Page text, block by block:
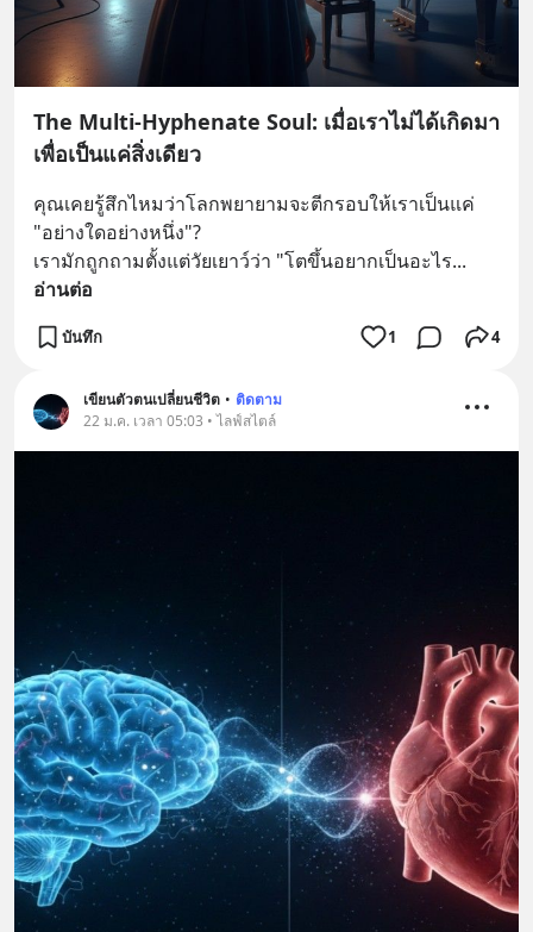
The Multi-Hyphenate Soul: เมื่อเราไม่ได้เกิดมา
เพื่อเป็นแค่สิ่งเดียว
คุณเคยรู้สึกไหมว่าโลกพยายามจะตีกรอบให้เราเป็นแค่
"อย่างใดอย่างหนึ่ง"?
เรามักถูกถามตั้งแต่วัยเยาว์ว่า "โตขึ้นอยากเป็นอะไร
อ่านต่อ
บันทึก 1 4
เขียนตัวตนเปลี่ยนชีวิต • ติดตาม
22 ม.ค. เวลา 05:03 • ไลฟ์สไตล์